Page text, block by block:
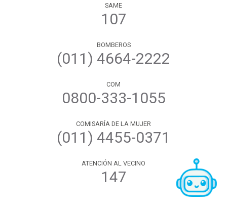
SAME
107
BOMBEROS
(011) 4664-2222
COM
0800-333-1055
COMISARÍA DE LA MUJER
(011) 4455-0371
ATENCIÓN AL VECINO
147